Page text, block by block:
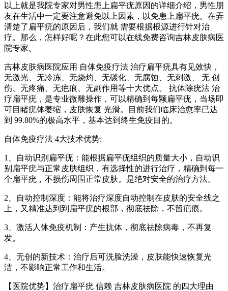
以上就是我院专家对男性患上扁平疣原因的详细介绍，男性朋
友在生活中一定要注意避免以上因素，以免患上扁平疣。在弄
清楚了扁平疣的原因后，我们就 需要根据根源进行针对治
疗。那么，怎样好呢？在此您可以在线免费咨询吉林皮肤病医
院专家。
吉林皮肤病医院应用 自体免疫疗法 治疗扁平疣具有见效快，
无激光、无冷冻、无烧灼、无碳化、无腐蚀、无刺激、 无 创
伤、无疼痛、无疤痕、无副作用等十大优点。 抗体除疣法 治
疗扁平疣，是专业微雕操作，可以精确到每颗扁平疣，当场即
可目睹疣体萎缩，皮肤恢复 光滑。目前我们临床治愈率已达
到 99.80%的极高水平，基本达到终生免疫目的。
自体免疫疗法 4大技术优势:
1、自动识别扁平疣：能根据扁平疣组织的质量大小，自动识
别扁平疣与正常皮肤组织，有选择性的进行治疗，精确到每一
个扁平疣，不损伤周围正常皮肤。是绝对安全的治疗方法。
2、自动控制深度：能将治疗深度自动控制在皮肤的安全线之
上，又精准达到到扁平疣的根部，彻底祛除，不留疤痕。
3、激活人体免疫机制：产生抗体，彻底祛除病毒，不再复
发。
4、无创的新技术：治疗后可洗脸洗澡，皮肤能快速恢复光
洁，不影响正常工作和生活。
【医院优势】治疗扁平疣 信赖 吉林皮肤病医院 的四大理由